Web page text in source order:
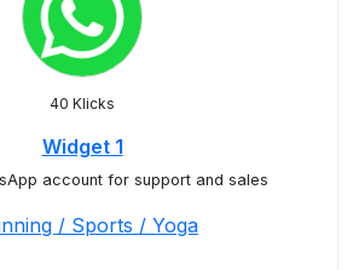
40 Klicks
Widget 1
account for support and sales
/ Sports / Yoga